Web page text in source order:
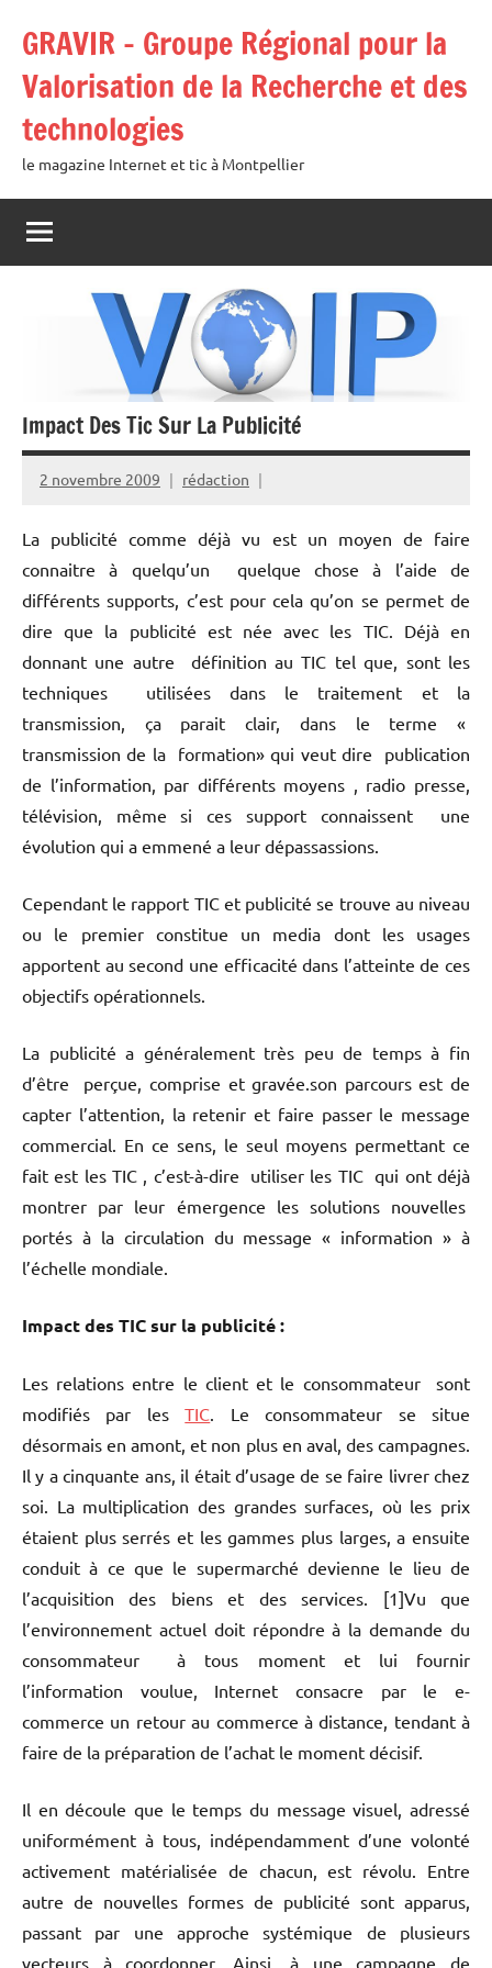
contenu
GRAVIR – Groupe Régional pour la
Valorisation de la Recherche et des
technologies
le magazine Internet et tic à Montpellier
Impact Des Tic Sur La Publicité
2 novembre 2009 rédaction
La publicité comme déjà vu est un moyen de faire
connaitre à quelqu’un quelque chose à l’aide de
différents supports, c’est pour cela qu’on se permet de
dire que la publicité est née avec les TIC. Déjà en
donnant une autre définition au TIC tel que, sont les
techniques utilisées dans le traitement et la
transmission, ça parait clair, dans le terme «
transmission de la formation» qui veut dire publication
de l’information, par différents moyens , radio presse,
télévision, même si ces support connaissent une
évolution qui a emmené a leur dépassassions.
Cependant le rapport TIC et publicité se trouve au niveau
ou le premier constitue un media dont les usages
apportent au second une efficacité dans l’atteinte de ces
objectifs opérationnels.
La publicité a généralement très peu de temps à fin
d’être perçue, comprise et gravée.son parcours est de
capter l’attention, la retenir et faire passer le message
commercial. En ce sens, le seul moyens permettant ce
fait est les TIC , c’est-à-dire utiliser les TIC qui ont déjà
montrer par leur émergence les solutions nouvelles
portés à la circulation du message « information » à
l’échelle mondiale.
Impact des TIC sur la publicité :
Les relations entre le client et le consommateur sont
modifiés par lesTIC. Le consommateur se situe
désormais en amont, et non plus en aval, des campagnes.
Il y a cinquante ans, il était d’usage de se faire livrer chez
soi. La multiplication des grandes surfaces, où les prix
étaient plus serrés et les gammes plus larges, a ensuite
conduit à ce que le supermarché devienne le lieu de
l’acquisition des biens et des services. [1]Vu que
l’environnement actuel doit répondre à la demande du
consommateur à tous moment et lui fournir
l’information voulue, Internet consacre par le e-
commerce un retour au commerce à distance, tendant à
faire de la préparation de l’achat le moment décisif.
Il en découle que le temps du message visuel, adressé
uniformément à tous, indépendamment d’une volonté
activement matérialisée de chacun, est révolu. Entre
autre de nouvelles formes de publicité sont apparus,
passant par une approche systémique de plusieurs
vecteurs à coordonner. Ainsi, à une campagne de